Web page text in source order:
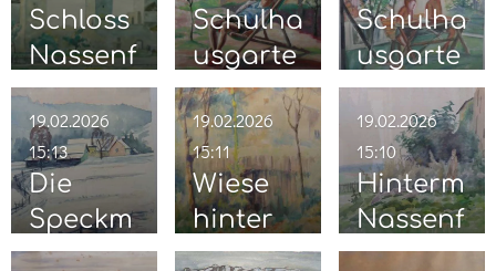
Schloss
Nassenf
els
Schulha
usgarte
n
Schulha
usgarte
n mit
Söhne
Die
Speckm
ühle im
19.02.2026
15:13
Wiese
hinter
der
19.02.2026
15:11
Hinterm
Nassenf
elser
19.02.2026
15:10